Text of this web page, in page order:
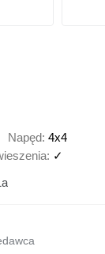
Napęd 4x4
✓